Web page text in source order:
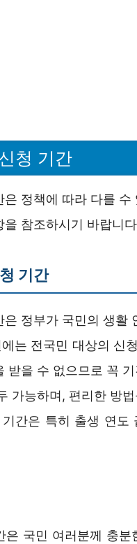
청 기간
정책에 따라 다를
참조하시기 바랍니
기간
정부가 국민의 생활
는 전국민 대상의 신
받을 수 없으므로 꼭
가능하며, 편리한 방
간은 특히 출생 연도
은 국민 여러분께 충